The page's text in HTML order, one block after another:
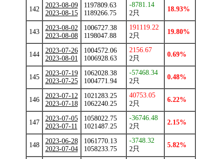
142
2023-08-09
2023-08-15
1197809.63
1189266.75
-8781.14
2只
18.93%
143
2023-08-02
2023-08-08
1006727.38
1198047.88
191119.22
2只
19.80%
144
2023-07-26
2023-08-01
1004572.06
1006928.63
2156.67
2只
0.69%
145
2023-07-19
2023-07-25
1062028.38
1004771.94
-57468.34
2只
0.48%
146
2023-07-12
2023-07-18
1021283.25
1062240.25
40753.05
2只
6.22%
147
2023-07-05
2023-07-11
1058022.75
1021487.25
-36746.48
2只
2.15%
148
2023-06-28
2023-07-04
1061770.13
1058233.75
-3748.32
2只
5.82%